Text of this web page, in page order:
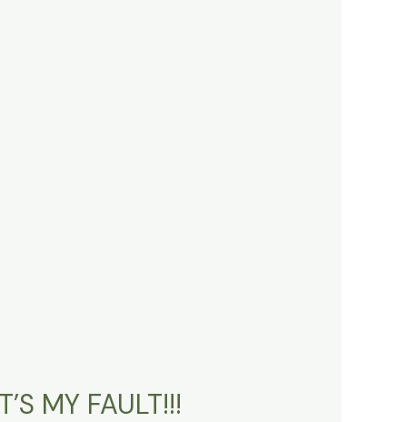
MY FAULT!!!